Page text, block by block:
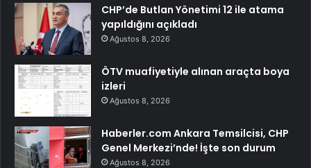
CHP’de Butlan Yönetimi 12 ile atama
yapıldığını açıkladı
Ağustos 8, 2026
ÖTV muafiyetiyle alınan araçta boya
izleri
Ağustos 8, 2026
Haberler.com Ankara Temsilcisi, CHP
Genel Merkezi’nde! İşte son durum
Ağustos 8, 2026